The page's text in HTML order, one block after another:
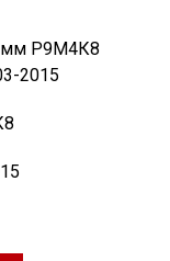
мм Р9М4К8
2015